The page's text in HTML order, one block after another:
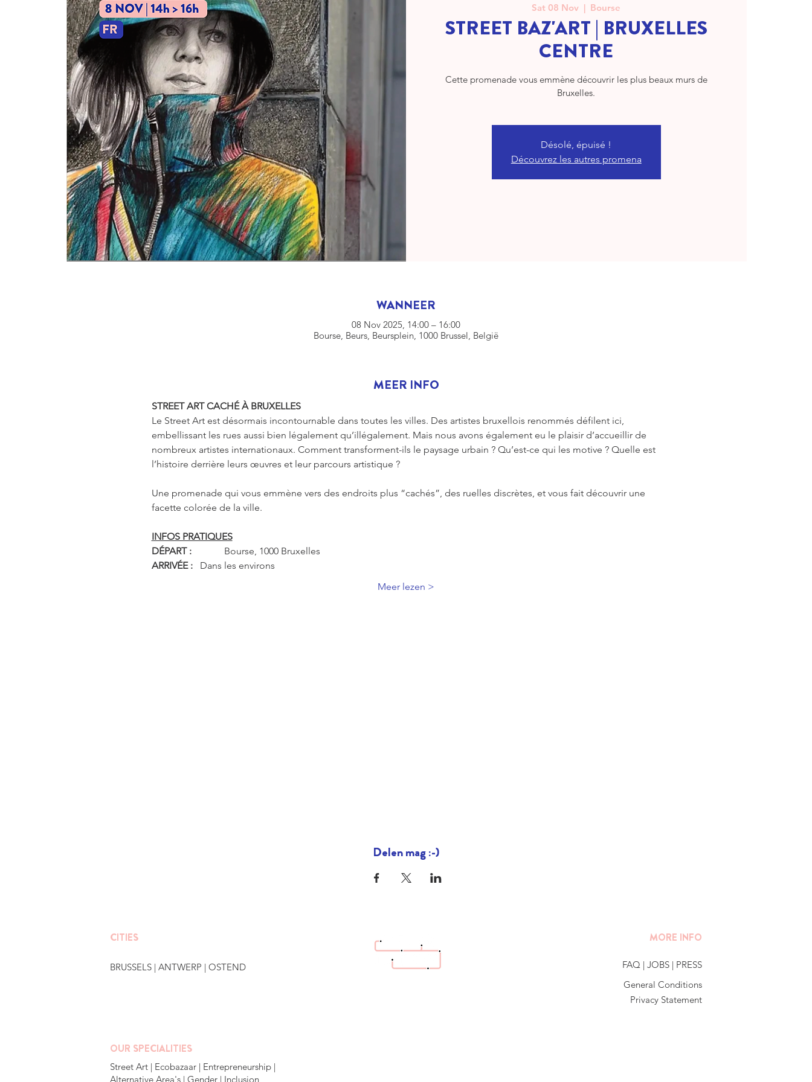
Sat 08 Nov
  |
Bourse
STREET BAZ'ART | BRUXELLES
CENTRE
Cette promenade vous emmène découvrir les plus beaux murs de
Bruxelles.
Désolé, épuisé !
Découvrez les autres promena
WANNEER
08 Nov 2025, 14:00 – 16:00
Bourse, Beurs, Beursplein, 1000 Brussel, België
MEER INFO
STREET ART CACHÉ À BRUXELLES
Le Street Art est désormais incontournable dans toutes les villes. Des artistes bruxellois renommés défilent ici,
embellissant les rues aussi bien légalement qu’illégalement. Mais nous avons également eu le plaisir d’accueillir de
nombreux artistes internationaux. Comment transforment-ils le paysage urbain ? Qu’est-ce qui les motive ? Quelle est
l’histoire derrière leurs œuvres et leur parcours artistique ?
Une promenade qui vous emmène vers des endroits plus “cachés”, des ruelles discrètes, et vous fait découvrir une
facette colorée de la ville.
INFOS PRATIQUES
DÉPART :
Bourse, 1000 Bruxelles
ARRIVÉE :
Dans les environs
Meer lezen >
Delen mag :-)
CITIES
BRUSSELS | ANTWERP | OSTEND
OUR SPECIALITIES
Street Art | Ecobazaar | Entrepreneurship |
Alternative Area's | Gender | Inclusion
MORE INFO
FAQ | JOBS | PRESS
General Conditions
Privacy Statement